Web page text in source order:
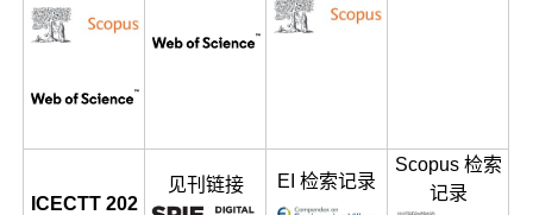
ICECTT 202
见刊链接 EI 检索记录
Scopus 检索
记录